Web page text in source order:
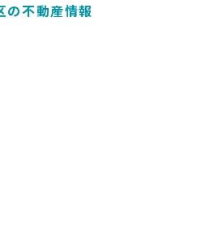
の不動産情報